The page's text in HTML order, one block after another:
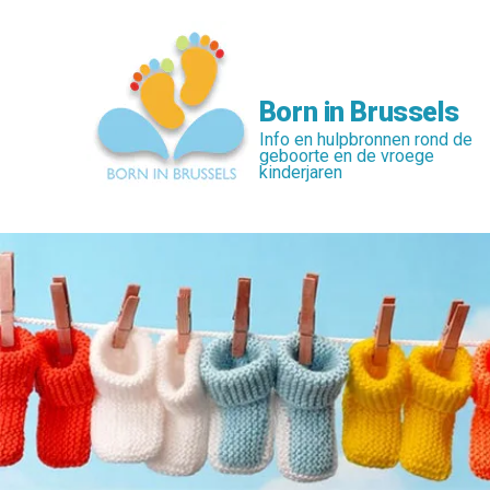
Born in Brussels
Info en hulpbronnen rond de
geboorte en de vroege
kinderjaren